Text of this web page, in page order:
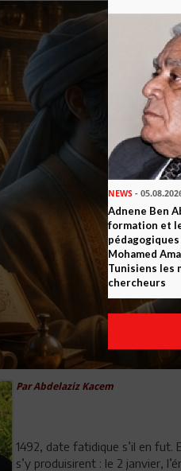
Par Abdelaziz Kacem
1492, date fatidique s’il en
s’y produisirent : le 2 janvier,
NEWS -
Adnene Ben
formation et
Mohamed
Tunisiens les
chercheurs